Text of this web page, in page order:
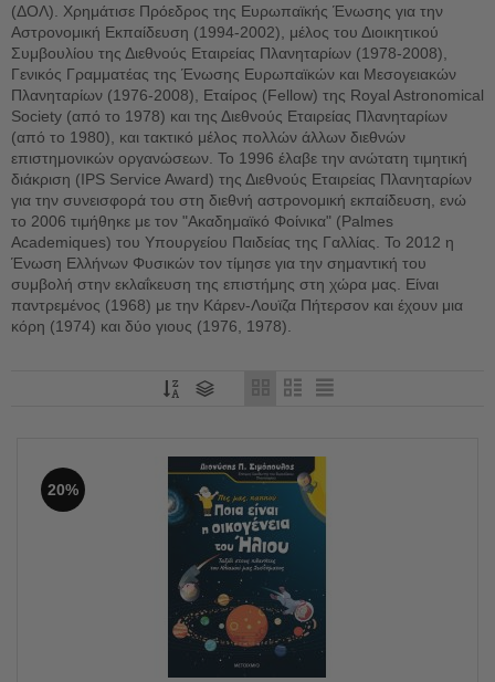
(ΔΟΛ). Χρημάτισε Πρόεδρος της Ευρωπαϊκής Ένωσης για την
Αστρονομική Εκπαίδευση (1994-2002), μέλος του Διοικητικού
Συμβουλίου της Διεθνούς Εταιρείας Πλανηταρίων (1978-2008),
Γενικός Γραμματέας της Ένωσης Ευρωπαϊκών και Μεσογειακών
Πλανηταρίων (1976-2008), Εταίρος (Fellow) της Royal Astronomical
Society (από το 1978) και της Διεθνούς Εταιρείας Πλανηταρίων
(από το 1980), και τακτικό μέλος πολλών άλλων διεθνών
επιστημονικών οργανώσεων. Το 1996 έλαβε την ανώτατη τιμητική
διάκριση (IPS Service Award) της Διεθνούς Εταιρείας Πλανηταρίων
για την συνεισφορά του στη διεθνή αστρονομική εκπαίδευση, ενώ
το 2006 τιμήθηκε με τον "Ακαδημαϊκό Φοίνικα" (Palmes
Academiques) του Υπουργείου Παιδείας της Γαλλίας. Το 2012 η
Ένωση Ελλήνων Φυσικών τον τίμησε για την σημαντική του
συμβολή στην εκλαΐκευση της επιστήμης στη χώρα μας. Είναι
παντρεμένος (1968) με την Κάρεν-Λουϊζα Πήτερσον και έχουν μια
κόρη (1974) και δύο γιους (1976, 1978).
20%